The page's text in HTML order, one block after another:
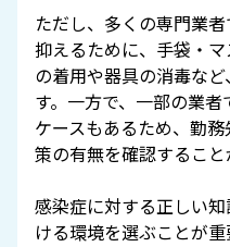
ただし、多くの専門業
抑えるために、手袋・
の着用や器具の消毒な
す。一方で、一部の業
ケースもあるため、勤
策の有無を確認すること
感染症に対する正しい
ける環境を選ぶことが重